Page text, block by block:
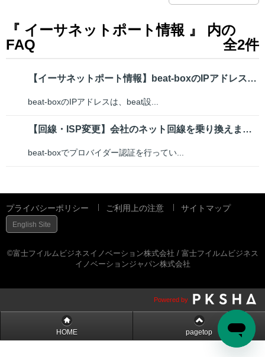
『 イーサネットポート情報 』 内の
FAQ
全2件
【イーサネットポート情報】beat-boxのIPアドレスやMACアドレスな...
beat-boxのIPアドレスは、beat設...
【回線・ISP変更】会社のネット回線を乗り換えましたが、beat-box側...
beat-boxでプロバイダー認証を行ってい...
プライバシーポリシー ご利用上の注意 サイトマップ
English Site
©富士フイルムビジネスイノベーション株式会社 / 富士フイルムビジネス
イノベーションジャパン株式会社
Powered by
HOME pagetop